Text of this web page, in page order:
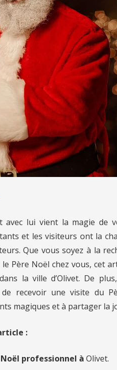
avec lui vient la magie de
et les visiteurs ont la
Que vous soyez à la
Père Noël chez vous, cet
la ville d’Olivet. De
recevoir une visite du
magiques et à partager la
:
professionnel à Olivet.